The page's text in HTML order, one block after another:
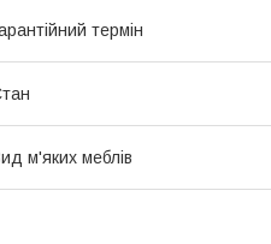
термін
м'яких меблів